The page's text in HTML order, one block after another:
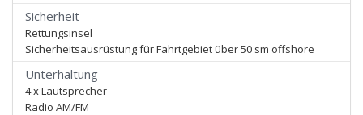
Sicherheit
Rettungsinsel
Sicherheitsausrüstung für Fahrtgebiet über 50 sm offshore
Unterhaltung
4 x Lautsprecher
Radio AM/FM